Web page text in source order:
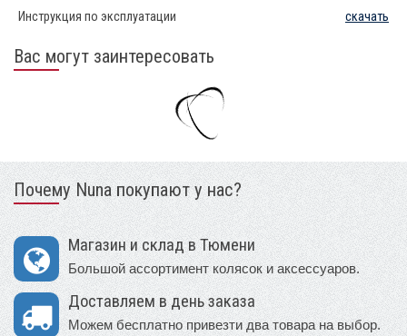
Инструкция по эксплуатации
скачать
Вас могут заинтересовать
Почему Nuna покупают у нас?
Магазин и склад в Тюмени
Большой ассортимент колясок и аксессуаров.
Доставляем в день заказа
Можем бесплатно привезти два товара на выбор.